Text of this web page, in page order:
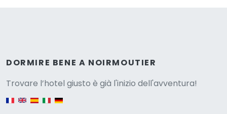
DORMIRE BENE A NOIRMOUTIER
Trovare l’hotel giusto è già l'inizio dell'avventura!
English version